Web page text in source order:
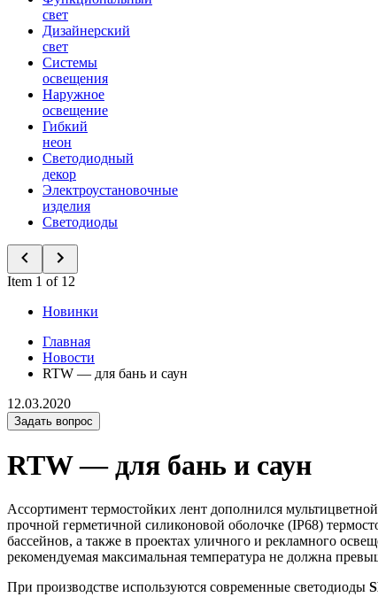
свет
Дизайнерский
свет
Системы
освещения
Наружное
освещение
Гибкий
неон
Светодиодный
декор
Электроустановочные
изделия
Светодиоды
Item 1 of 12
Новинки
Главная
Новости
RTW — для бань и саун
12.03.2020
Задать вопрос
RTW — для бань и саун
Ассортимент термостойких лент дополнился
прочной герметичной силиконовой оболочке (IP68)
бассейнов, а также в проектах уличного и рекламного
рекомендуемая максимальная температура не должна
При производстве используются современные светодиоды